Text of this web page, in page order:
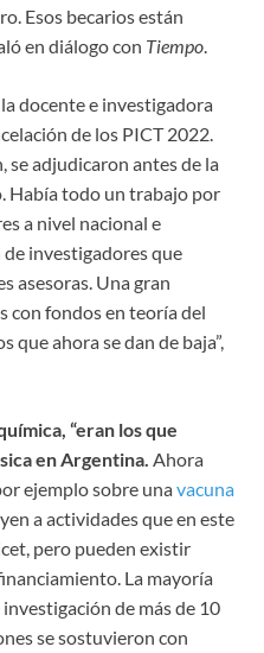
Esos becarios están
en diálogo con Tiempo.
docente e investigadora
de los PICT 2022.
se adjudicaron antes de la
Había todo un trabajo por
a nivel nacional e
investigadores que
asesoras. Una gran
con fondos en teoría del
que ahora se dan de baja”,
“eran los que
en Argentina. Ahora
ejemplo sobre unavacuna
a actividades que en este
pero pueden existir
La mayoría
de más de 10
se sostuvieron con